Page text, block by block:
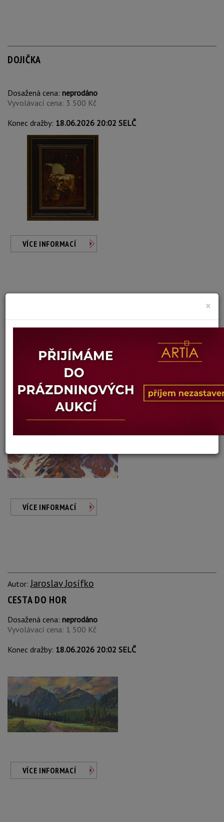
DOJIČKA
Dosažená cena: neprodáno
Vyvolávací cena: 3 500 Kč
Konec dražby: 18.06.2026 20:02 SELČ
VÍCE INFORMACÍ
Autor:Jaroslav Josífko
Dosažená cena:neprodáno
Vyvolávací cena: 1 500 Kč
Konec dražby:18.06.2026 20:02 SELČ
VÍCE INFORMACÍ
Autor:Jaroslav Josífko
CESTA DO HOR
Dosažená cena: neprodáno
Vyvolávací cena: 1 500 Kč
Konec dražby: 18.06.2026 20:02 SELČ
VÍCE INFORMACÍ
×